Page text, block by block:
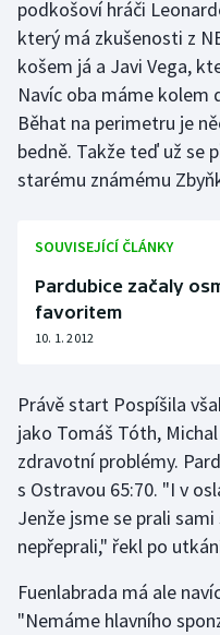
Olympijské hry
Parasport
Plavání
Plážový volejbal
Ragby
Rychlobruslení
Rychlostní kanoistika
Short track
Sportovní střelba
Stolní tenis
Triatlon
Veslování
podkošoví hráči
který má zkušenosti z
košem já a Javi Vega,
Navíc oba máme
Běhat na perimetru je
bedně. Takže teď už se
starému známému
SOUVISEJÍCÍ ČLÁNKY
Pardubice začaly
favoritem
10. 1. 2012
Právě start Pospíšila
jako Tomáš Tóth,
zdravotní problémy.
s Ostravou 65:70. "I v
Jenže jsme se prali
nepřeprali," řekl po
Fuenlabrada má ale
"Nemáme hlavního